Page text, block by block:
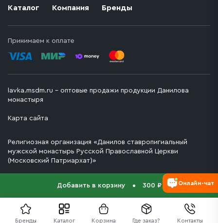
Бренды Каталог Корзина Где заказ? Контакты
Добавить в корзину 300 ₽
Каталог Компания Бренды
Принимаем к оплате
lavka.msdm.ru – оптовые продажи продукции Данилова
монастыря
Карта сайта
Религиозная организация «Данилов ставропигиальный
мужской монастырь Русской Православной Церкви
(Московский Патриархат)»
Онлайн-чат